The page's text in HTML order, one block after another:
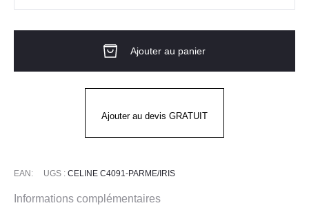
CELINE
Ajouter au panier
Ajouter au devis GRATUIT
EAN: UGS : CELINE C4091-PARME/IRIS
Informations complémentaires